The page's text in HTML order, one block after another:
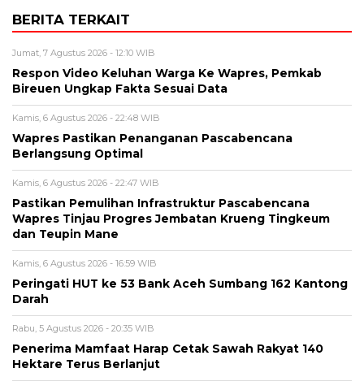
BERITA TERKAIT
Jumat, 7 Agustus 2026 - 12:10 WIB
Respon Video Keluhan Warga Ke Wapres, Pemkab
Bireuen Ungkap Fakta Sesuai Data
Kamis, 6 Agustus 2026 - 22:48 WIB
Wapres Pastikan Penanganan Pascabencana
Berlangsung Optimal
Kamis, 6 Agustus 2026 - 22:47 WIB
Pastikan Pemulihan Infrastruktur Pascabencana
Wapres Tinjau Progres Jembatan Krueng Tingkeum
dan Teupin Mane
Kamis, 6 Agustus 2026 - 16:59 WIB
Peringati HUT ke 53 Bank Aceh Sumbang 162 Kantong
Darah
Rabu, 5 Agustus 2026 - 20:35 WIB
Penerima Mamfaat Harap Cetak Sawah Rakyat 140
Hektare Terus Berlanjut